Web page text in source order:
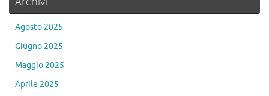
Agosto 2025
Giugno 2025
Maggio 2025
Aprile 2025